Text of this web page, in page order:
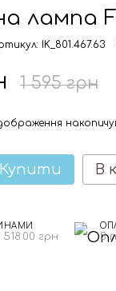
лампа
IK_801.467.63
1 595 грн
Купити В
грн 3